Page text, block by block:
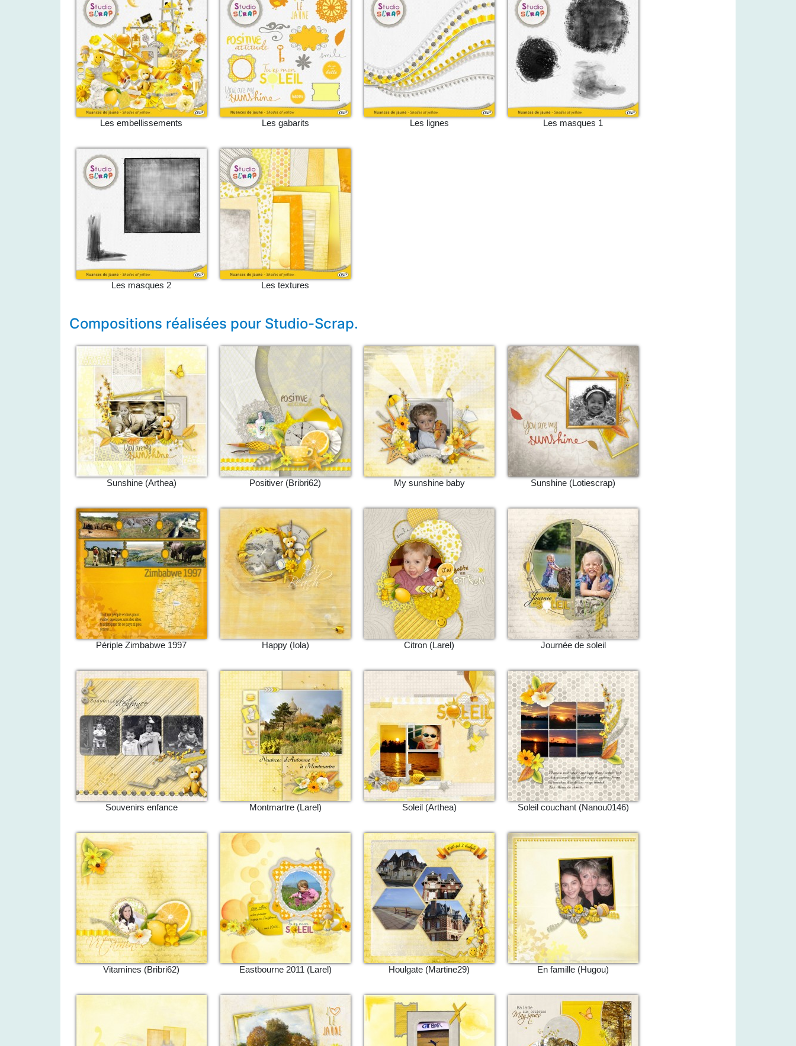
Les embellissements Les gabarits Les lignes Les masques 1
Les masques 2 Les textures
Compositions réalisées pour Studio-Scrap.
Sunshine (Arthea) Positiver (Bribri62) My sunshine baby Sunshine (Lotiescrap)
Périple Zimbabwe 1997 Happy (Iola) Citron (Larel) Journée de soleil
Souvenirs enfance Montmartre (Larel) Soleil (Arthea) Soleil couchant (Nanou0146)
Vitamines (Bribri62) Eastbourne 2011 (Larel) Houlgate (Martine29) En famille (Hugou)